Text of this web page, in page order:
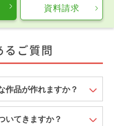
資料請求
るご質問
作品が作れますか？
いてきますか？